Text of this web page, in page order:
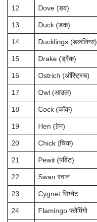
12 Dove (डव)
13 Duck (डक)
14 Ducklings (डकलिंग्स)
15 Drake (ड्रैक)
16 Ostrich (ऑस्ट्रिच)
17 Owl (आउल)
18 Cock (कॉक)
19 Hen (हेन)
20 Chick (चिक)
21 Pewit (पविट)
22 Swan स्वान
23 Cygnet सिग्नेट
24 Flamingo फ्लैमिंगो